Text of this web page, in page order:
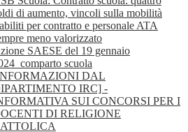
di aumento, vincoli sulla mobilità
per contratto e personale ATA
meno valorizzato
SAESE del 19 gennaio
scuola
DAL
IRC] -
SUI CONCORSI PER I
DI RELIGIONE